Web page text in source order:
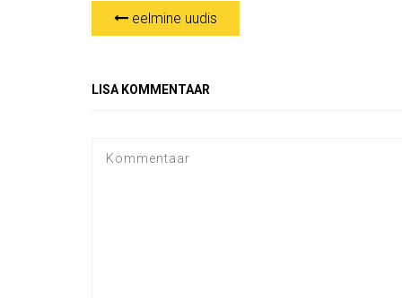
eelmine uudis
LISA KOMMENTAAR